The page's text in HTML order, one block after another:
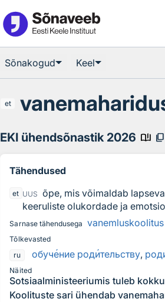
Sõnakogud Keel
et
EKI ühendsõnastik 2026 book_ribbon content_copy
Tähendused
et UUS õpe, mis võimaldab
keeruliste olukordade ja
Sarnase tähendusega vanemluskoolitus
Tõlkevasted
ru
обучение родительству, род
Näited
Sotsiaalministeeriumis tuleb
Koolituste sari ühendab